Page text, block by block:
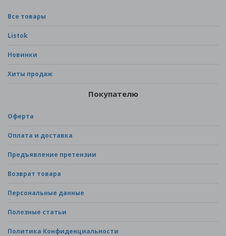
Все товары
Listok
Новинки
Хиты продаж
Покупателю
Оферта
Оплата и доставка
Предъявление претензии
Возврат товара
Персональные данные
Полезные статьи
Политика Конфиденциальности